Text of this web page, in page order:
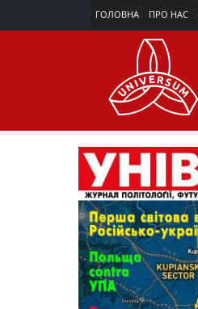
ГОЛОВНА ПРО НАС